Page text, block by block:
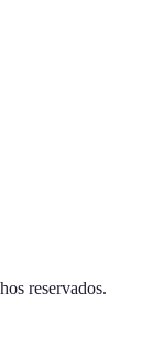
reservados.